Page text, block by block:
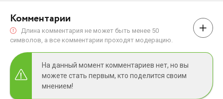
Комментарии
Длина комментария не может быть менее 50
символов, а все комментарии проходят модерацию.
На данный момент комментариев нет, но вы
можете стать первым, кто поделится своим
мнением!